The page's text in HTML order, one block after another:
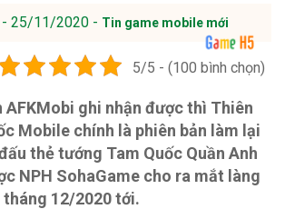
- 25/11/2020 - Tin game mobile mới
5/5 - (100 bình chọn)
ghi nhận được thì Thiên
Mobile chính là phiên bản làm lại
thẻ tướng Tam Quốc Quần Anh
NPH SohaGame cho ra mắt làng
12/2020 tới.